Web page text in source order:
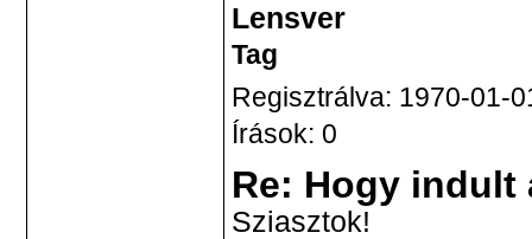
Lensver
Tag
Regisztrálva: 1970-01-
Írások: 0
Re: Hogy indult
Sziasztok!